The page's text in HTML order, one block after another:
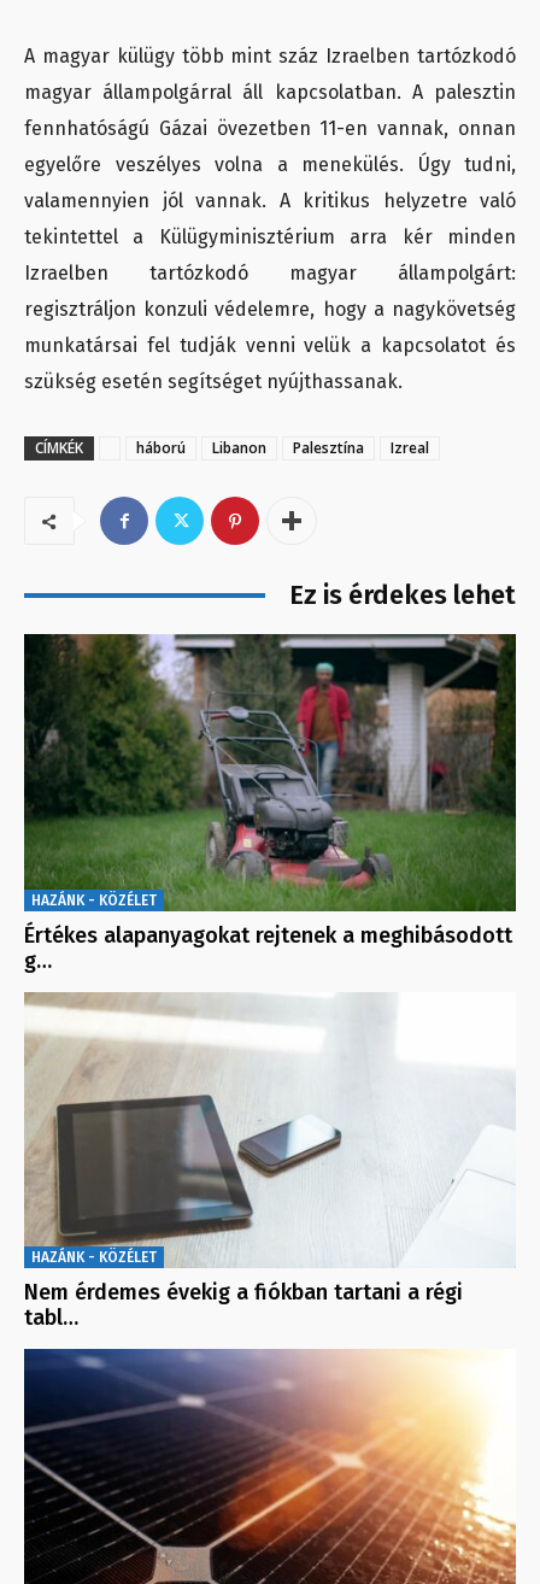
A magyar külügy több mint száz Izraelben tartózkodó
magyar állampolgárral áll kapcsolatban. A palesztin
fennhatóságú Gázai övezetben 11-en vannak, onnan
egyelőre veszélyes volna a menekülés. Úgy tudni,
valamennyien jól vannak. A kritikus helyzetre való
tekintettel a Külügyminisztérium arra kér minden
Izraelben tartózkodó magyar állampolgárt:
regisztráljon konzuli védelemre, hogy a nagykövetség
munkatársai fel tudják venni velük a kapcsolatot és
szükség esetén segítséget nyújthassanak.
CÍMKÉK háború Libanon Palesztína Izreal
Ez is érdekes lehet
HAZÁNK - KÖZÉLET
Értékes alapanyagokat rejtenek a meghibásodott
g…
HAZÁNK - KÖZÉLET
Nem érdemes évekig a fiókban tartani a régi
tabl…